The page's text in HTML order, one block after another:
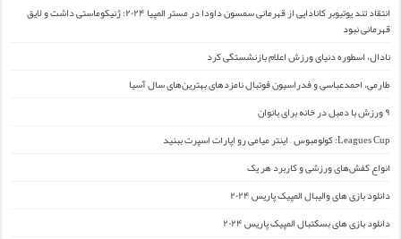
انتقاد تند یوتیوبر کانادایی از قهرمانی سمسون داودا در مستر المپیا ۲۰۲۴: ژنیکوماستی داشت و لایق
قهرمانی نبود
نادال، اسطوره دنیای ورزش اعلام بازنشستگی کرد
طارمی، احمدعباسی و فدراسیون فوتبال نامزدهای بهترین‌های سال آسیا
۹ ورزش با دمبل در خانه برای بانوان
Leagues Cup: کولومبوس – اینتر میامی رو اپارات اسپرت ببنید
انواع کفش‌های ورزشی و کاربرد هر یک
دانلود بازی های والیبال المپیک پاریس ۲۰۲۴
دانلود بازی های بسکتبال المپیک پاریس ۲۰۲۴